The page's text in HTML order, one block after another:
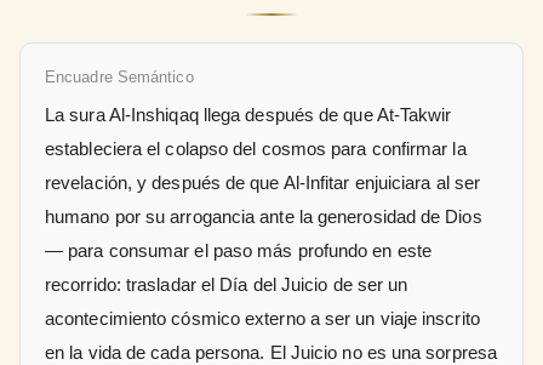
Encuadre Semántico
La sura Al-Inshiqaq llega después de que At-Takwir
estableciera el colapso del cosmos para confirmar la
revelación, y después de que Al-Infitar enjuiciara al ser
humano por su arrogancia ante la generosidad de Dios
— para consumar el paso más profundo en este
recorrido: trasladar el Día del Juicio de ser un
acontecimiento cósmico externo a ser un viaje inscrito
en la vida de cada persona. El Juicio no es una sorpresa